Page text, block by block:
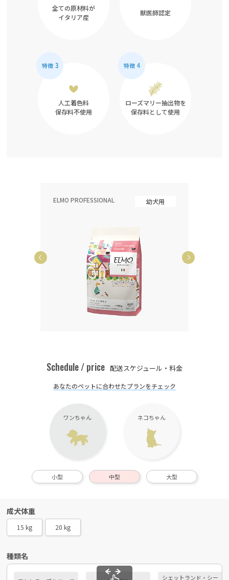
全ての原材料が
イタリア産
獣医師認定
人工着色料
保存料不使用
ローズマリー抽出物を
保存料として使用
ELMO PROFESSIONAL 幼犬用
Schedule / price 配送スケジュール・料金
あなたのペットに合わせたプランをチェック
ワンちゃん ネコちゃん
小型 中型 大型
成犬体重
15 kg 20 kg
種類名
シェットランド・シー